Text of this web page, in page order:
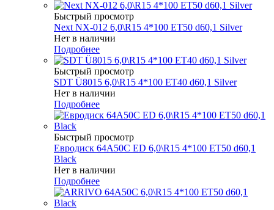
Быстрый просмотр
Next NX-012 6,0\R15 4*100 ET50 d60,1 Silver
Нет в наличии
Подробнее
Быстрый просмотр
SDT Ü8015 6,0\R15 4*100 ET40 d60,1 Silver
Нет в наличии
Подробнее
Быстрый просмотр
Евродиск 64A50C ED 6,0\R15 4*100 ET50 d60,1
Black
Нет в наличии
Подробнее